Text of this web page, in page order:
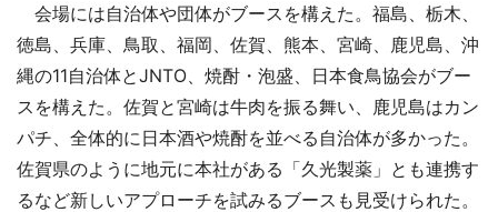
会場には自治体や団体がブースを構えた。福島、栃木、
徳島、兵庫、鳥取、福岡、佐賀、熊本、宮崎、鹿児島、沖
縄の11自治体とJNTO、焼酎・泡盛、日本食鳥協会がブー
スを構えた。佐賀と宮崎は牛肉を振る舞い、鹿児島はカン
パチ、全体的に日本酒や焼酎を並べる自治体が多かった。
佐賀県のように地元に本社がある「久光製薬」とも連携す
るなど新しいアプローチを試みるブースも見受けられた。